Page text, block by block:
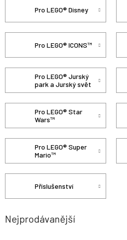
Pro LEGO® Disney
Pro LEGO® ICONS™
Pro LEGO® Jurský
park a Jurský svět
Pro LEGO® Star
Wars™
Pro LEGO® Super
Mario™
Příslušenství
Nejprodávanější